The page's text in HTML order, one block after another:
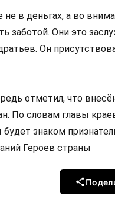
не в деньгах, а во
Они это
Он
отметил, что
По словам главы
знаком
Героев страны